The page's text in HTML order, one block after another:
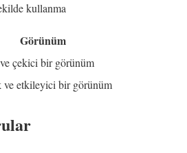
kullanma
Görünüm
çekici bir görünüm
ve etkileyici bir görünüm